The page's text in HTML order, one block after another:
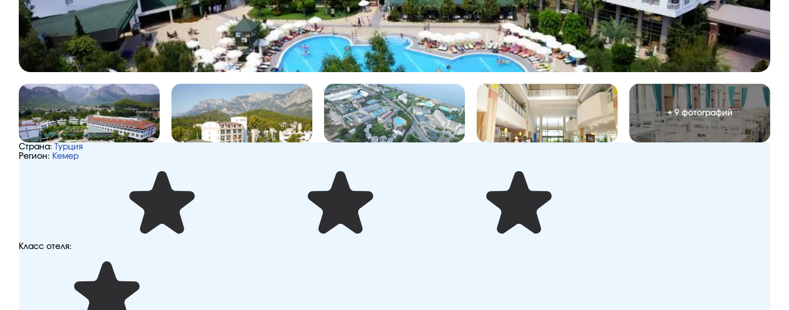
+ 9 фотографий
Страна:
Турция
Регион: Кемер
Класс отеля: